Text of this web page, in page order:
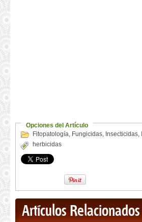
Opciones del Artículo
Fitopatología, Fungicidas, Insecticidas,
herbicidas
Artículos Relacionados